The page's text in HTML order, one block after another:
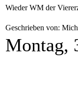
Wieder WM der
Geschrieben von:
Montag,